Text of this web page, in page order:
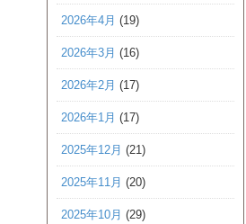
2026年4月 (19)
2026年3月 (16)
2026年2月 (17)
2026年1月 (17)
2025年12月 (21)
2025年11月 (20)
2025年10月 (29)